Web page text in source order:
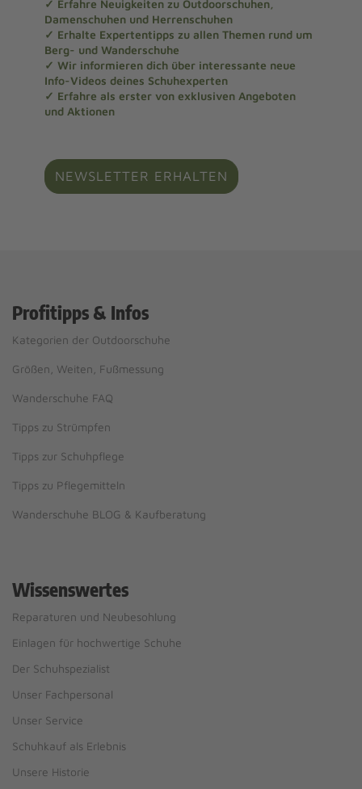
✓ Erfahre Neuigkeiten zu Outdoorschuhen,
Damenschuhen und Herrenschuhen
✓ Erhalte Expertentipps zu allen Themen rund um
Berg- und Wanderschuhe
✓ Wir informieren dich über interessante neue
Info-Videos deines Schuhexperten
✓ Erfahre als erster von exklusiven Angeboten
und Aktionen
NEWSLETTER ERHALTEN
Profitipps & Infos
Kategorien der Outdoorschuhe
Größen, Weiten, Fußmessung
Wanderschuhe FAQ
Tipps zu Strümpfen
Tipps zur Schuhpflege
Tipps zu Pflegemitteln
Wanderschuhe BLOG & Kaufberatung
Wissenswertes
Reparaturen und Neubesohlung
Einlagen für hochwertige Schuhe
Der Schuhspezialist
Unser Fachpersonal
Unser Service
Schuhkauf als Erlebnis
Unsere Historie